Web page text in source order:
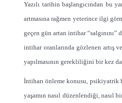
Yazılı tarihin başlangıcından bu
artmasına rağmen yeterince ilgi
geçen gün artan intihar
intihar oranlarında gözlenen artış
yapılmasının gerekliliğini bir kez
İntiharı önleme konusu, psikiyatrik
yaşamın nasıl düzenlendiği, nasıl